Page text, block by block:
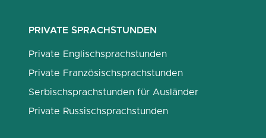
PRIVATE SPRACHSTUNDEN
Private Englischsprachstunden
Private Französischsprachstunden
Serbischsprachstunden für Ausländer
Private Russischsprachstunden